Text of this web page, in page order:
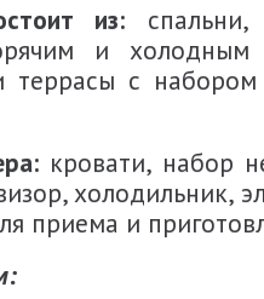
из:
и
террасы с
кровати, набор
холодильник,
приема и